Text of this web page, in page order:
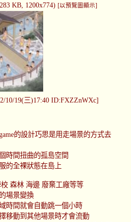
KB, 1200x774) [以預覽圖顯示]
10/19(三)17:40 ID:FXZZnWXc]
的設計巧思是用走場景的方式去
時間扭曲的孤島空間
的全裸狀態在島上
森林 海邊 廢棄工廠等等
場景變換
時間就會自動跳一個小時
移動到其他場景時才會流動